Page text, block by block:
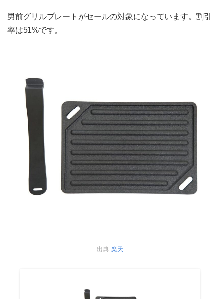
男前グリルプレートがセールの対象になっています。割引
率は51%です。
出典: 楽天